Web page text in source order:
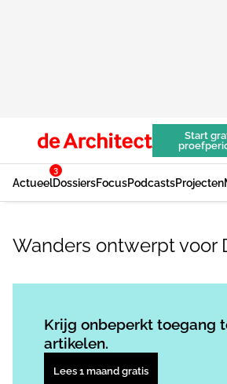
Start
Actueel
3
DossiersFocusPodcastsProjecten
Wanders ontwerpt voor
Krijg onbeperkt toegang
artikelen.
Lees 1 maand gratis